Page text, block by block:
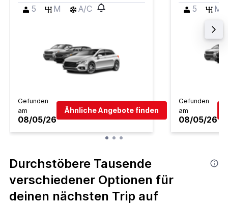
5
M A/C
Gefunden
am
08/05/26
Ähnliche Angebote finden
5 M
Gefunden
am
08/05/26
Durchstöbere Tausende
verschiedener Optionen für
deinen nächsten Trip auf